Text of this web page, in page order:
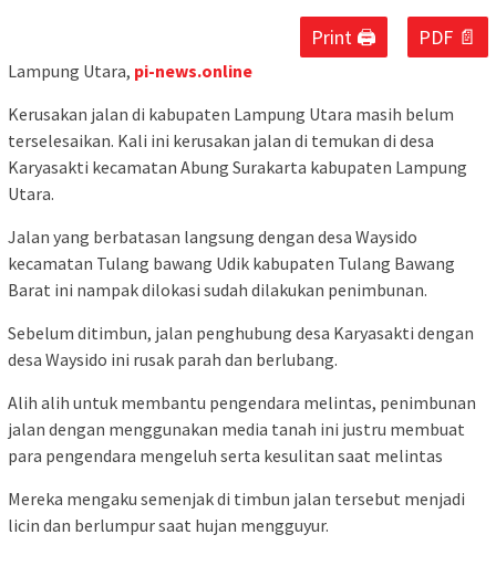
Print 🖨 PDF 📄
Lampung Utara, pi-news.online
Kerusakan jalan di kabupaten Lampung Utara masih belum
terselesaikan. Kali ini kerusakan jalan di temukan di desa
Karyasakti kecamatan Abung Surakarta kabupaten Lampung
Utara.
Jalan yang berbatasan langsung dengan desa Waysido
kecamatan Tulang bawang Udik kabupaten Tulang Bawang
Barat ini nampak dilokasi sudah dilakukan penimbunan.
Sebelum ditimbun, jalan penghubung desa Karyasakti dengan
desa Waysido ini rusak parah dan berlubang.
Alih alih untuk membantu pengendara melintas, penimbunan
jalan dengan menggunakan media tanah ini justru membuat
para pengendara mengeluh serta kesulitan saat melintas
Mereka mengaku semenjak di timbun jalan tersebut menjadi
licin dan berlumpur saat hujan mengguyur.